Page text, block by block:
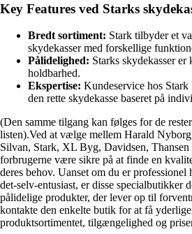
Key Features ved Starks
Bredt sortiment: Stark tilbyder et
skydekasser med forskellige
Pålidelighed: Starks skydekasser
holdbarhed.
Ekspertise: Kundeservice hos
den rette skydekasse baseret på
(Den samme tilgang kan følges for de
listen).Ved at vælge mellem Harald
Silvan, Stark, XL Byg, Davidsen,
forbrugerne være sikre på at finde en
deres behov. Uanset om du er
det-selv-entusiast, er disse specialbutikker
pålidelige produkter, der lever op til
kontakte den enkelte butik for at få
produktsortimentet, tilgængelighed og